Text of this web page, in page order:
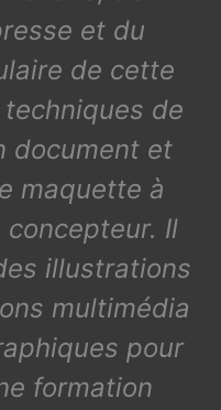
et du
de cette
de
document et
maquette à
Il
illustrations
multimédia
pour
formation